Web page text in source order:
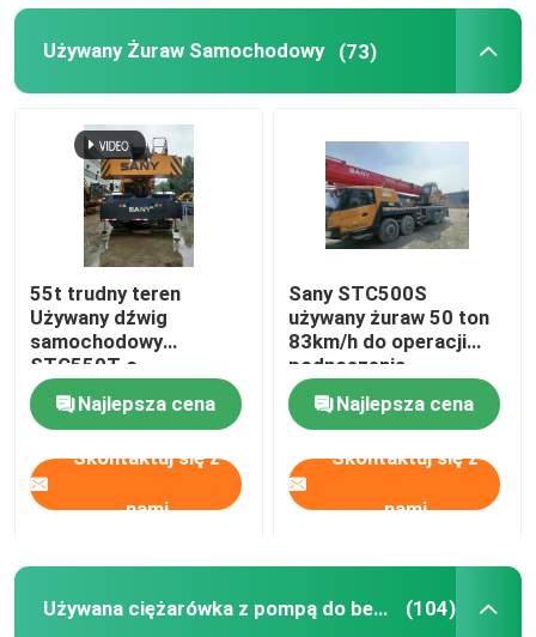
Używany żuraw Crawler
Używana wywrotka
używana koparka
betoniarnia
Używany Żuraw Samochodowy (73)
55t trudny teren
Używany dźwig
samochodowy
STC550T o
doskonałym udźwigu
Najlepsza cena
Skontaktuj się z
nami
Sany STC500S
używany żuraw 50 ton
83km/h do operacji
podnoszenia
ciężarówek
Najlepsza cena
Skontaktuj się z
nami
Używana ciężarówka z pompą do betonu (104)